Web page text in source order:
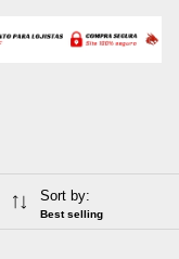
Sort by:
Best selling